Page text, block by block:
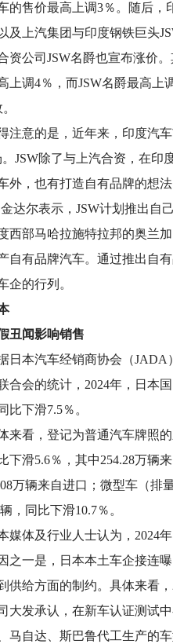
的售价最高上调3％。随后，
及上汽集团与印度钢铁巨头
资公司JSW名爵也宣布涨价
上调4％，而JSW名爵最高上
意的是，近年来，印度汽车
。JSW除了与上汽合资，在印
外，也有打造自有品牌的想
金达尔表示，JSW计划推出自
西部马哈拉施特拉邦的奥兰
自有品牌汽车。通过推出自
企的行列。
闻影响销售
本汽车经销商协会（JADA
合会的统计，2024年，日本
比下滑7.5％。
看，登记为普通汽车牌照的
下滑5.6％，其中254.28万辆
万辆来自进口；微型车（排
，同比下滑10.7％。
体及行业人士认为，2024年
之一是，日本本土车企接连
供给方面的制约。具体来看
大发承认，在新车认证测试
马自达、斯巴鲁代工生产的